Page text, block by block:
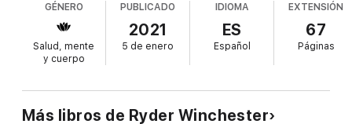
Este libro es también una extensa guía sobre cómo le hice
frente a esa bestia traicionera y con el tiempo la transformé en
energía y fuerza interior.
retrospectivos son una de las mejores cosas que me han
GÉNERO
Salud, mente
y cuerpo
PUBLICADO
2021
5 de enero
IDIOMA
ES
Español
EXTENSIÓN
67
Páginas
Más libros de Ryder Winchester